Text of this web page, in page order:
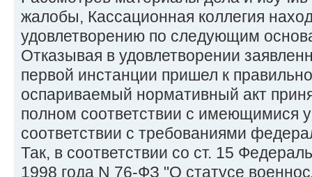
жалобы, Кассационная коллегия
удовлетворению по следующим
Отказывая в удовлетворении
первой инстанции пришел к
оспариваемый нормативный акт
полном соответствии с имеющимися
соответствии с требованиями
Так, в соответствии со ст. 15
1998 года N 76-ФЗ "О статусе